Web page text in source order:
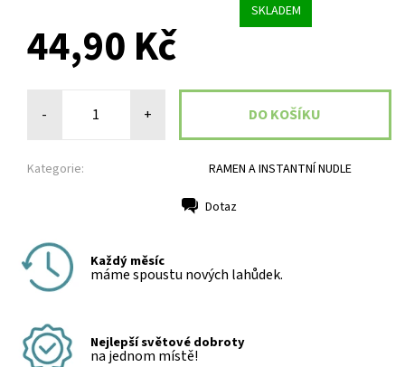
SKLADEM
44,90 Kč
- +
Kategorie: RAMEN A INSTANTNÍ NUDLE
Dotaz
Každý měsíc
máme spoustu nových lahůdek.
Nejlepší světové dobroty
na jednom místě!